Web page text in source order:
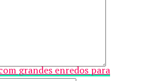
grandes enredos para